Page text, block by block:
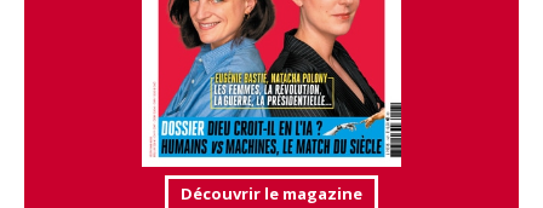
Découvrir le magazine